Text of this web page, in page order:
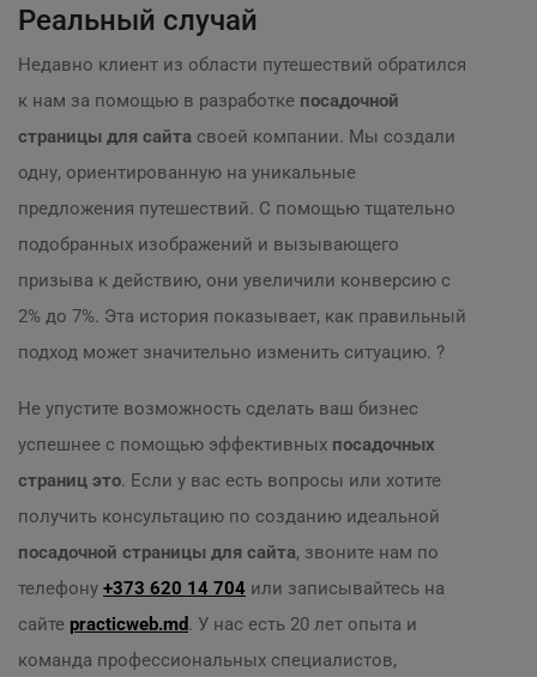
Реальный случай
Недавно клиент из области путешествий обратился
к нам за помощью в разработке посадочной
страницы для сайта своей компании. Мы создали
одну, ориентированную на уникальные
предложения путешествий. С помощью тщательно
подобранных изображений и вызывающего
призыва к действию, они увеличили конверсию с
2% до 7%. Эта история показывает, как правильный
подход может значительно изменить ситуацию. ?
Не упустите возможность сделать ваш бизнес
успешнее с помощью эффективных посадочных
страниц это. Если у вас есть вопросы или хотите
получить консультацию по созданию идеальной
посадочной страницы для сайта, звоните нам по
телефону +373 620 14 704 или записывайтесь на
сайте practicweb.md. У нас есть 20 лет опыта и
команда профессиональных специалистов,